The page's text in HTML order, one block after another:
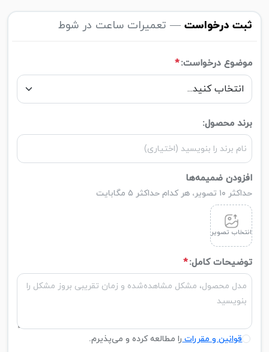
ثبت درخواست — تعمیرات ساعت در شوط
موضوع درخواست:*
برند محصول:
افزودن ضمیمه‌ها
حداکثر ۱۰ تصویر، هر کدام حداکثر ۵ مگابایت
انتخاب تصویر
توضیحات کامل:*
قوانین و مقرراترا مطالعه کرده و می‌پذیرم.